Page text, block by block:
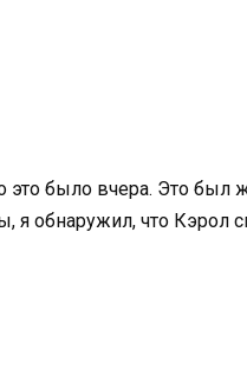
это было вчера. Это был
я обнаружил, что Кэрол